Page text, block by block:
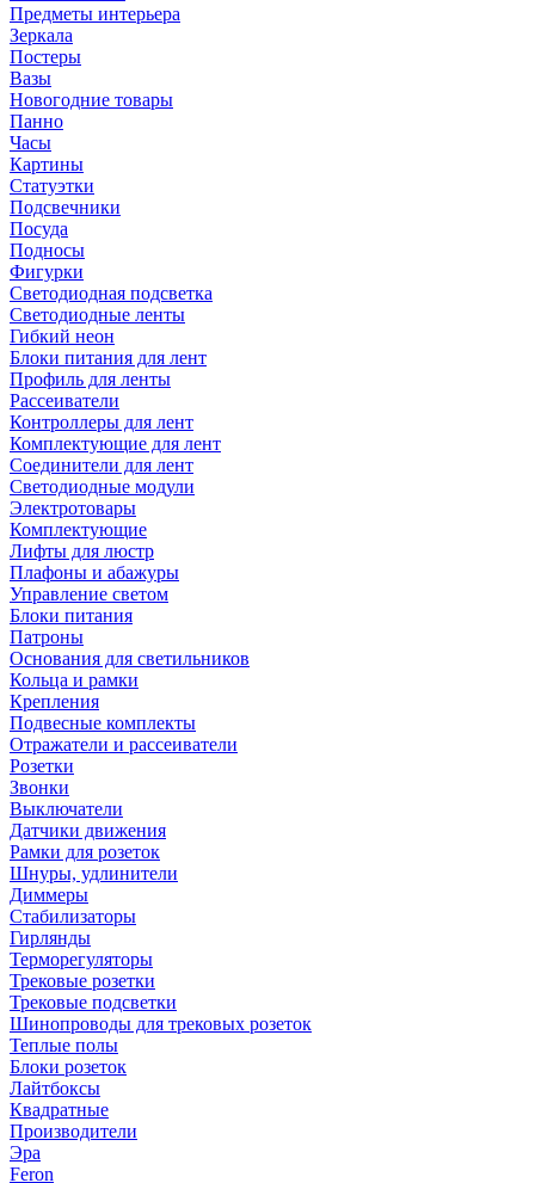
Предметы интерьера
Зеркала
Постеры
Вазы
Новогодние товары
Панно
Часы
Картины
Статуэтки
Подсвечники
Посуда
Подносы
Фигурки
Светодиодная подсветка
Светодиодные ленты
Гибкий неон
Блоки питания для лент
Профиль для ленты
Рассеиватели
Контроллеры для лент
Комплектующие для лент
Соединители для лент
Светодиодные модули
Электротовары
Комплектующие
Лифты для люстр
Плафоны и абажуры
Управление светом
Блоки питания
Патроны
Основания для светильников
Кольца и рамки
Крепления
Подвесные комплекты
Отражатели и рассеиватели
Розетки
Звонки
Выключатели
Датчики движения
Рамки для розеток
Шнуры, удлинители
Диммеры
Стабилизаторы
Гирлянды
Терморегуляторы
Трековые розетки
Трековые подсветки
Шинопроводы для трековых розеток
Теплые полы
Блоки розеток
Лайтбоксы
Квадратные
Производители
Эра
Feron